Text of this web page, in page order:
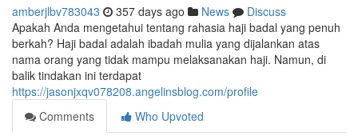
amberjlbv783043 357 days ago News
Discuss
Apakah Anda mengetahui tentang rahasia haji badal yang penuh
berkah? Haji badal adalah ibadah mulia yang dijalankan atas
nama orang yang tidak mampu melaksanakan haji. Namun, di
balik tindakan ini terdapat
https://jasonjxqv078208.angelinsblog.com/profile
Comments
Who Upvoted